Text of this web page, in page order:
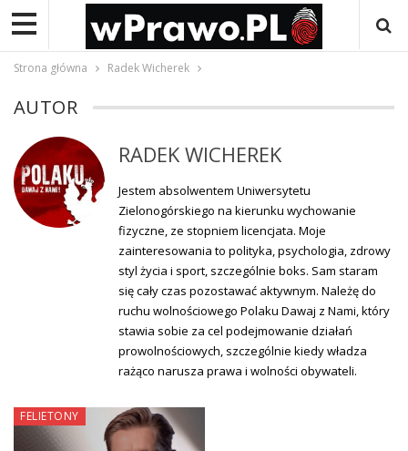
Strona główna Radek Wicherek
AUTOR
RADEK WICHEREK
Jestem absolwentem Uniwersytetu
Zielonogórskiego na kierunku wychowanie
fizyczne, ze stopniem licencjata. Moje
zainteresowania to polityka, psychologia, zdrowy
styl życia i sport, szczególnie boks. Sam staram
się cały czas pozostawać aktywnym. Należę do
ruchu wolnościowego Polaku Dawaj z Nami, który
stawia sobie za cel podejmowanie działań
prowolnościowych, szczególnie kiedy władza
rażąco narusza prawa i wolności obywateli.
FELIETONY